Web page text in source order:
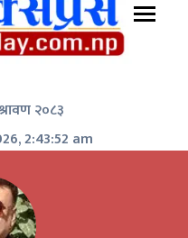
२०८३
2:43:53 am